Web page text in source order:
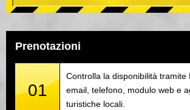
Prenotazioni
01
Controlla la disponibilità tramite
email, telefono, modulo web e
turistiche locali.